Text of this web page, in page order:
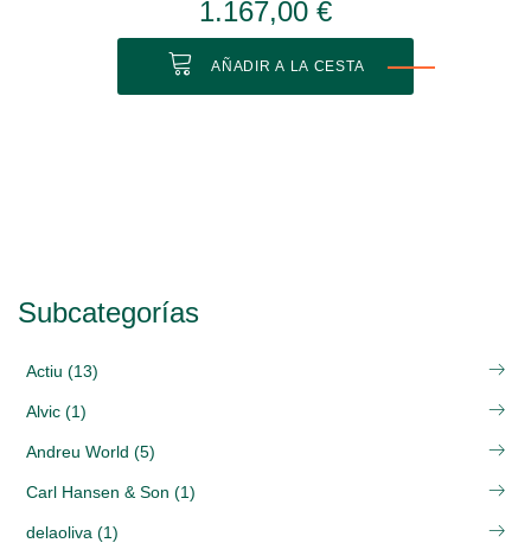
1.167,00 €
AÑADIR A LA CESTA
Subcategorías
Actiu (13)
Alvic (1)
Andreu World (5)
Carl Hansen & Son (1)
delaoliva (1)